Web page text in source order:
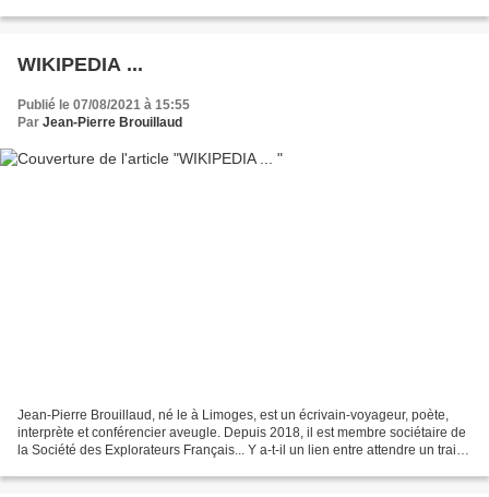
WIKIPEDIA ...
Publié le 07/08/2021 à 15:55
Par Jean-Pierre Brouillaud
Jean-Pierre Brouillaud, né le à Limoges, est un écrivain-voyageur, poète,
interprète et conférencier aveugle. Depuis 2018, il est membre sociétaire de
la Société des Explorateurs Français... Y a-t-il un lien entre attendre un train